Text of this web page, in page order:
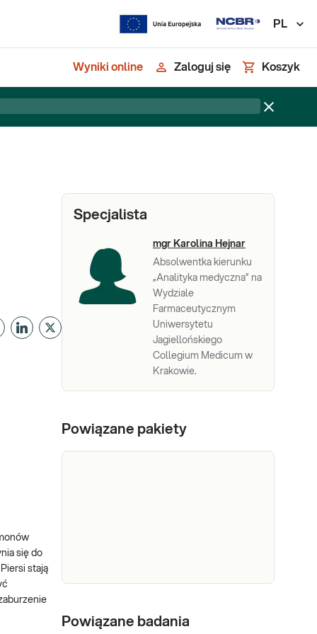
PL
Wyniki online Zaloguj się Koszyk
się do
stają
Specjalista
mgr Karolina Hejnar
Absolwentka kierunku
„Analityka medyczna” na
Wydziale
Farmaceutycznym
Uniwersytetu
Jagiellońskiego
Collegium Medicum w
Krakowie.
Powiązane pakiety
hormonalny
w każdym wieku Wskazany:
Powiązane badania